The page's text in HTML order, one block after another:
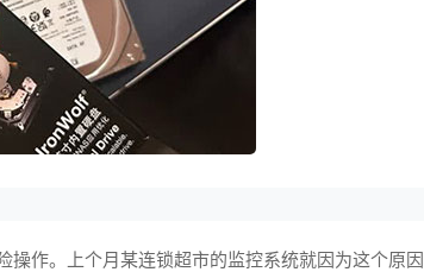
作。上个月某连锁超市的监控系统就因为这个原因